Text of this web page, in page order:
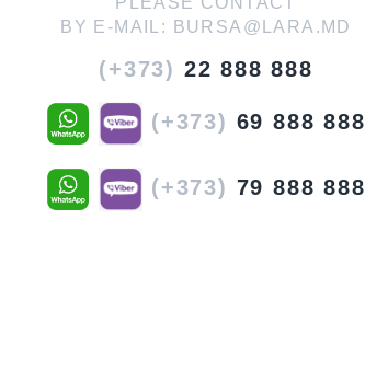
BY E-MAIL:
BURSA@LARA.MD
(+373) 22 888 888
(+373) 69 888 888
(+373) 79 888 888